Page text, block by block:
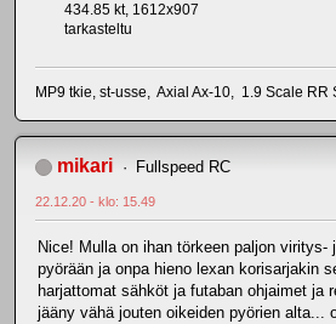
434.85 kt, 1612x907
tarkasteltu
MP9 tkie, st-usse, Axial Ax-10, 1.9 Scale RR
mikari Fullspeed RC
22.12.20 - klo: 15.49
Nice! Mulla on ihan törkeen paljon viritys-
pyörään ja onpa hieno lexan korisarjakin
harjattomat sähköt ja futaban ohjaimet ja
jääny vähä jouten oikeiden pyörien alta...